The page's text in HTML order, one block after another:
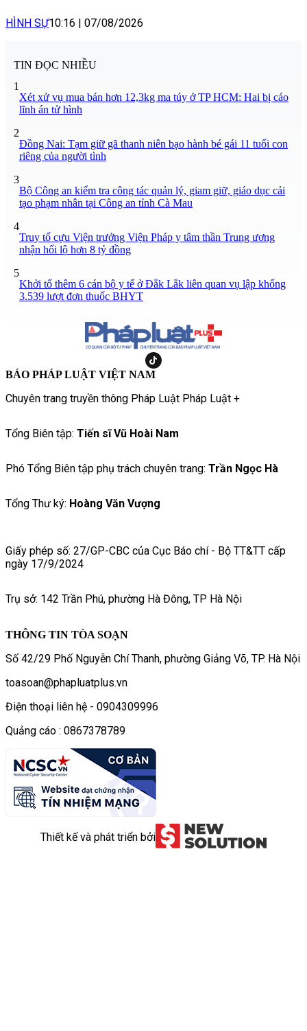
HÌNH SỰ10:16 07/08/2026
TIN ĐỌC NHIỀU
1
Xét xử vụ mua bán hơn 12,3kg ma túy ở TP HCM: Hai bị cáo
lĩnh án tử hình
2
Đồng Nai: Tạm giữ gã thanh niên bạo hành bé gái 11 tuổi con
riêng của người tình
3
Bộ Công an kiểm tra công tác quản lý, giam giữ, giáo dục cải
tạo phạm nhân tại Công an tỉnh Cà Mau
4
Truy tố cựu Viện trưởng Viện Pháp y tâm thần Trung ương
nhận hối lộ hơn 8 tỷ đồng
5
Khởi tố thêm 6 cán bộ y tế ở Đắk Lắk liên quan vụ lập khống
3.539 lượt đơn thuốc BHYT
BÁO PHÁP LUẬT VIỆT NAM
Chuyên trang truyền thông Pháp Luật Pháp Luật +
Tổng Biên tập: Tiến sĩ Vũ Hoài Nam
Phó Tổng Biên tập phụ trách chuyên trang: Trần Ngọc Hà
Tổng Thư ký: Hoàng Văn Vượng
Giấy phép số: 27/GP-CBC của Cục Báo chí - Bộ TT&TT cấp
ngày 17/9/2024
Trụ sở: 142 Trần Phú, phường Hà Đông, TP Hà Nội
THÔNG TIN TÒA SOẠN
Số 42/29 Phố Nguyễn Chí Thanh, phường Giảng Võ, TP. Hà Nội
toasoan@phapluatplus.vn
Điện thoại liên hệ - 0904309996
Quảng cáo : 0867378789
Thiết kế và phát triển bởi